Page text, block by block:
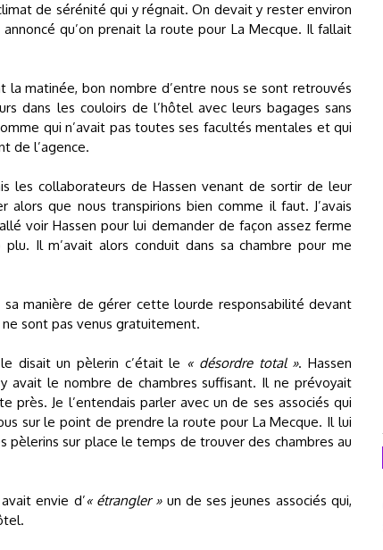
de sérénité qui y régnait. On devait y rester environ
qu’on prenait la route pour La Mecque. Il fallait
la matinée, bon nombre d’entre nous se sont retrouvés
dans les couloirs de l’hôtel avec leurs bagages sans
qui n’avait pas toutes ses facultés mentales et qui
de l’agence.
les collaborateurs de Hassen venant de sortir de leur
que nous transpirions bien comme il faut. J’avais
voir Hassen pour lui demander de façon assez ferme
Il m’avait alors conduit dans sa chambre pour me
manière de gérer cette lourde responsabilité devant
sont pas venus gratuitement.
disait un pèlerin c’était le « désordre total ». Hassen
avait le nombre de chambres suffisant. Il ne prévoyait
près. Je l’entendais parler avec un de ses associés qui
sur le point de prendre la route pour La Mecque. Il lui
sur place le temps de trouver des chambres au
envie d’« étrangler »un de ses jeunes associés qui,